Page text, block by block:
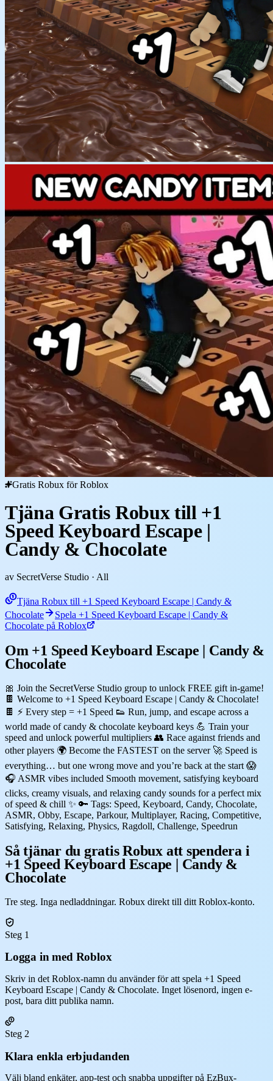
Gratis Robux för Roblox
Tjäna Gratis Robux till +1
Speed Keyboard Escape |
Candy & Chocolate
av SecretVerse Studio · All
Tjäna Robux till +1 Speed Keyboard Escape | Candy &
Chocolate
Spela +1 Speed Keyboard Escape | Candy &
Chocolate på Roblox
Om +1 Speed Keyboard Escape | Candy &
Chocolate
🎀 Join the SecretVerse Studio group to unlock FREE gift in-game!
🍫 Welcome to +1 Speed Keyboard Escape | Candy & Chocolate!
🍫 ⚡ Every step = +1 Speed 👟 Run, jump, and escape across a
world made of candy & chocolate keyboard keys 💪 Train your
speed and unlock powerful multipliers 👥 Race against friends and
other players 🌍 Become the FASTEST on the server 🚀 Speed is
everything… but one wrong move and you’re back at the start 😱
🎧 ASMR vibes included Smooth movement, satisfying keyboard
clicks, creamy visuals, and relaxing candy sounds for a perfect mix
of speed & chill ✨ 🔑 Tags: Speed, Keyboard, Candy, Chocolate,
ASMR, Obby, Escape, Parkour, Multiplayer, Racing, Competitive,
Satisfying, Relaxing, Physics, Ragdoll, Challenge, Speedrun
Så tjänar du gratis Robux att spendera i
+1 Speed Keyboard Escape | Candy &
Chocolate
Tre steg. Inga nedladdningar. Robux direkt till ditt Roblox-konto.
Steg 1
Logga in med Roblox
Skriv in det Roblox-namn du använder för att spela +1 Speed
Keyboard Escape | Candy & Chocolate. Inget lösenord, ingen e-
post, bara ditt publika namn.
Steg 2
Klara enkla erbjudanden
Välj bland enkäter, app-test och snabba uppgifter på EzBux-